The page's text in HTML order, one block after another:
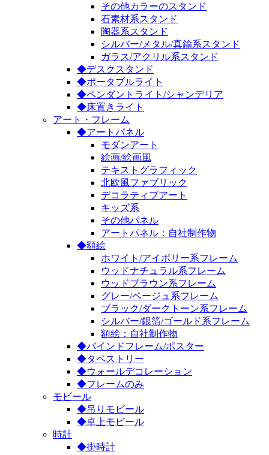
その他カラーのスタンド
石素材系スタンド
陶器系スタンド
シルバー/メタル/真鍮系スタンド
ガラス/アクリル系スタンド
◆デスクスタンド
◆ポータブルライト
◆ペンダントライト/シャンデリア
◆床置きライト
アート・フレーム
◆アートパネル
モダンアート
絵画/絵画風
テキストグラフィック
北欧風ファブリック
デコラティブアート
キッズ系
その他パネル
アートパネル：自社制作物
◆額絵
ホワイト/アイボリー系フレーム
ウッドナチュラル系フレーム
ウッドブラウン系フレーム
グレー/ベージュ系フレーム
ブラック/ダークトーン系フレーム
シルバー/銀箔/ゴールド系フレーム
額絵：自社制作物
◆バインドフレーム/ポスター
◆タペストリー
◆ウォールデコレーション
◆フレームのみ
モビール
◆吊りモビール
◆卓上モビール
時計
◆掛時計